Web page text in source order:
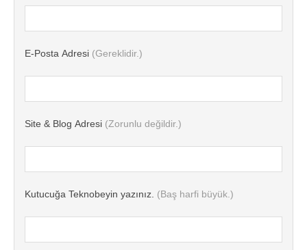
E-Posta Adresi (Gereklidir.)
Site & Blog Adresi (Zorunlu değildir.)
Kutucuğa Teknobeyin yazınız. (Baş harfi büyük.)